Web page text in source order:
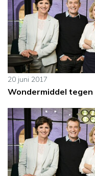
20 juni 2017
Wondermiddel tegen